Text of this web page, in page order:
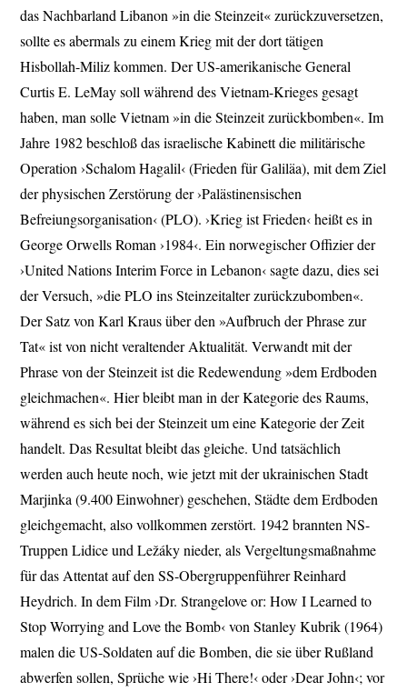
das Nachbarland Libanon »in die Steinzeit« zurückzuversetzen,
sollte es abermals zu einem Krieg mit der dort tätigen
Hisbollah-Miliz kommen. Der US-amerikanische General
Curtis E. LeMay soll während des Vietnam-Krieges gesagt
haben, man solle Vietnam »in die Steinzeit zurückbomben«. Im
Jahre 1982 beschloß das israelische Kabinett die militärische
Operation ›Schalom Hagalil‹ (Frieden für Galiläa), mit dem Ziel
der physischen Zerstörung der ›Palästinensischen
Befreiungsorganisation‹ (PLO). ›Krieg ist Frieden‹ heißt es in
George Orwells Roman ›1984‹. Ein norwegischer Offizier der
›United Nations Interim Force in Lebanon‹ sagte dazu, dies sei
der Versuch, »die PLO ins Steinzeitalter zurückzubomben«.
Der Satz von Karl Kraus über den »Aufbruch der Phrase zur
Tat« ist von nicht veraltender Aktualität. Verwandt mit der
Phrase von der Steinzeit ist die Redewendung »dem Erdboden
gleichmachen«. Hier bleibt man in der Kategorie des Raums,
während es sich bei der Steinzeit um eine Kategorie der Zeit
handelt. Das Resultat bleibt das gleiche. Und tatsächlich
werden auch heute noch, wie jetzt mit der ukrainischen Stadt
Marjinka (9.400 Einwohner) geschehen, Städte dem Erdboden
gleichgemacht, also vollkommen zerstört. 1942 brannten NS-
Truppen Lidice und Ležáky nieder, als Vergeltungsmaßnahme
für das Attentat auf den SS-Obergruppenführer Reinhard
Heydrich. In dem Film ›Dr. Strangelove or: How I Learned to
Stop Worrying and Love the Bomb‹ von Stanley Kubrik (1964)
malen die US-Soldaten auf die Bomben, die sie über Rußland
abwerfen sollen, Sprüche wie ›Hi There!‹ oder ›Dear John‹; vor